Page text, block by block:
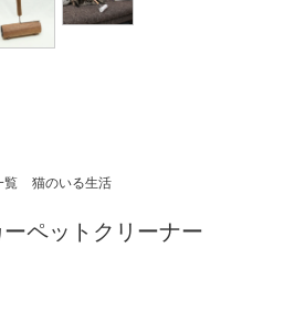
覧 猫のいる生活
ペットクリーナー